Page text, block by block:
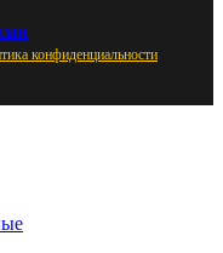
конфиденциальности